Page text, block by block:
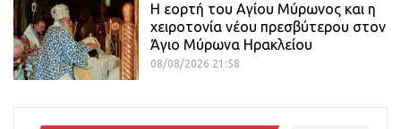
Η εορτή του Αγίου Μύρωνος και η
χειροτονία νέου πρεσβύτερου στον
Άγιο Μύρωνα Ηρακλείου
08/08/2026 21:58